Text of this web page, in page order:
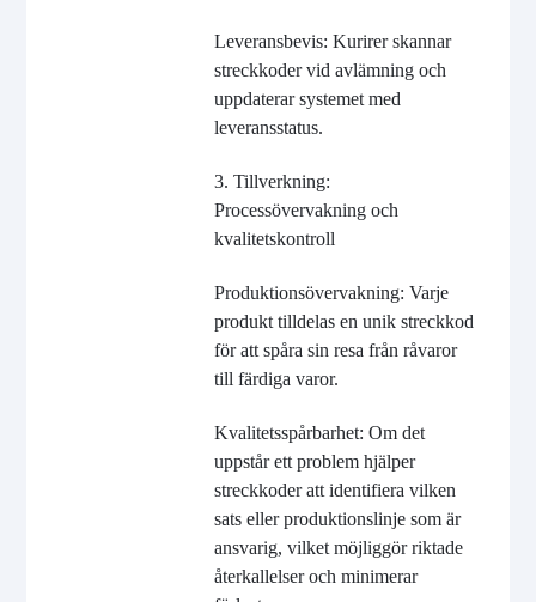
Leveransbevis: Kurirer skannar
streckkoder vid avlämning och
uppdaterar systemet med
leveransstatus.
3. Tillverkning:
Processövervakning och
kvalitetskontroll
Produktionsövervakning: Varje
produkt tilldelas en unik streckkod
för att spåra sin resa från råvaror
till färdiga varor.
Kvalitetsspårbarhet: Om det
uppstår ett problem hjälper
streckkoder att identifiera vilken
sats eller produktionslinje som är
ansvarig, vilket möjliggör riktade
återkallelser och minimerar